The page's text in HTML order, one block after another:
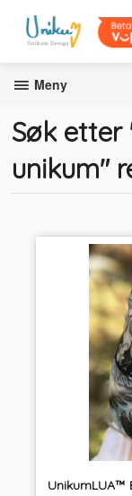
innholdet
Meny
Søk etter
unikum"
UnikumLUA™